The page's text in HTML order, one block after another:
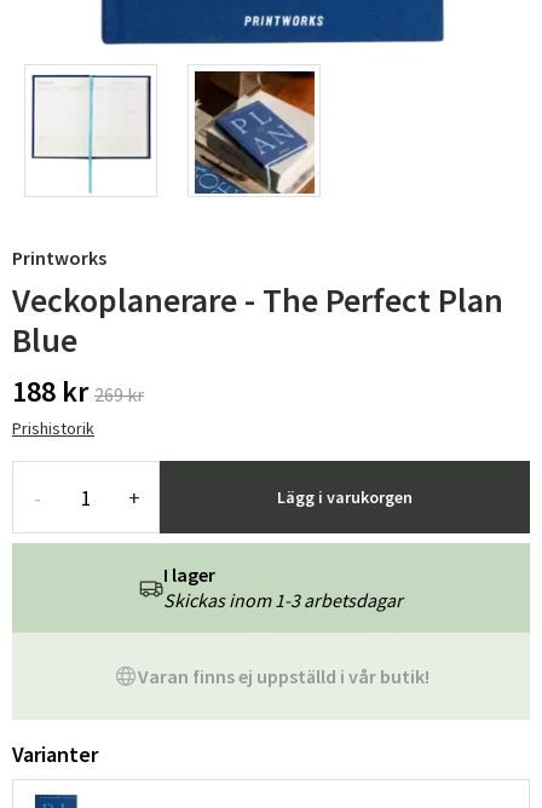
Printworks
Veckoplanerare - The Perfect Plan
Blue
188 kr 269 kr
Prishistorik
- + Lägg i varukorgen
Varan finns ej uppställd i vår butik!
I lager
Skickas inom 1-3 arbetsdagar
Varianter